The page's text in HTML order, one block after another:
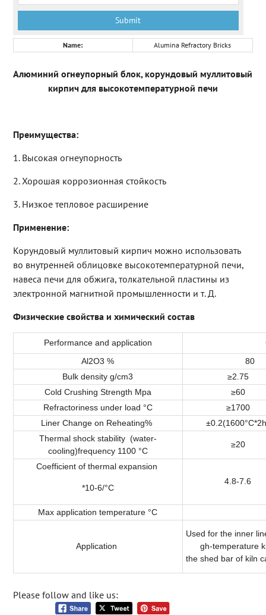
Name: Alumina Refractory Bricks
Алюминий огнеупорный блок, корундовый муллитовый
кирпич для высокотемпературной печи
Преимущества:
1. Высокая огнеупорность
2. Хорошая коррозионная стойкость
3. Низкое тепловое расширение
Применение:
Корундовый муллитовый кирпич можно использовать
во внутренней облицовке высокотемпературной печи,
навеса печи для обжига, толкательной пластины из
электронной магнитной промышленности и т. Д.
Физические свойства и химический состав
Performance and application
Al2O3 %
80
Bulk density g/cm3
≥2.75
Cold Crushing Strength Mpa
≥60
Refractoriness under load °C
≥1700
Liner Change on Reheating%
Thermal shock stability (water-
cooling)frequency 1100 °C
≥20
Coefficient of thermal expansion
*10-6/°C
4.8-7.6
Max application temperature °C
Application
Used for the inner
gh-temperature
the shed bar of kiln
Please follow and like us: